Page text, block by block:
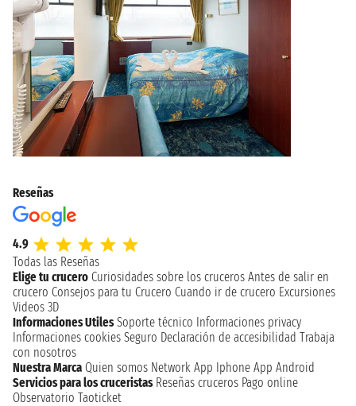
Reseñas
4.9
Todas las Reseñas
Elige tu crucero Curiosidades sobre los cruceros Antes de salir en
crucero Consejos para tu Crucero Cuando ir de crucero Excursiones
Videos 3D
Informaciones Utiles Soporte técnico Informaciones privacy
Informaciones cookies Seguro Declaración de accesibilidad Trabaja
con nosotros
Nuestra Marca Quien somos Network App Iphone App Android
Servicios para los cruceristas Reseñas cruceros Pago online
Observatorio Taoticket